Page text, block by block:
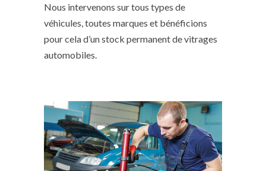
Nous intervenons sur tous types de
véhicules, toutes marques et bénéficions
pour cela d’un stock permanent de vitrages
automobiles.